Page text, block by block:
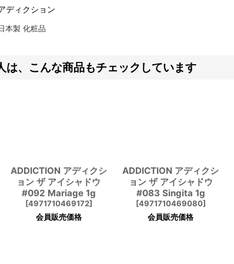
ディクション
本製 化粧品
は、こんな商品もチェックしています
ADDICTION アディクシ
ョン ザ アイシャドウ
#092 Mariage 1g
[4971710469172]
会員販売価格
ADDICTION アディクシ
ョン ザ アイシャドウ
#083 Singita 1g
[4971710469080]
会員販売価格